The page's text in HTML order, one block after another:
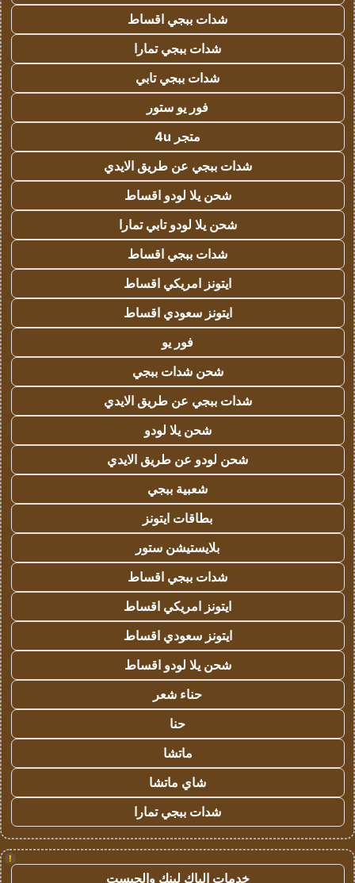
شدات ببجي اقساط
شدات ببجي تمارا
شدات ببجي تابي
فور يو ستور
متجر 4u
شدات ببجي عن طريق الايدي
شحن يلا لودو اقساط
شحن يلا لودو تابي تمارا
شدات ببجي اقساط
ايتونز امريكي اقساط
ايتونز سعودي اقساط
فور يو
شحن شدات ببجي
شدات ببجي عن طريق الايدي
شحن يلا لودو
شحن لودو عن طريق الايدي
شعبية ببجي
بطاقات ايتونز
بلايستيشن ستور
شدات ببجي اقساط
ايتونز امريكي اقساط
ايتونز سعودي اقساط
شحن يلا لودو اقساط
حناء شعر
حنا
ماتشا
شاي ماتشا
شدات ببجي تمارا
!
خدمات الباك لينك والجيست